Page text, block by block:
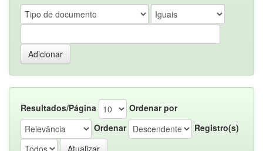
Resultados/Página
Ordenar por
Ordenar
Registro(s)